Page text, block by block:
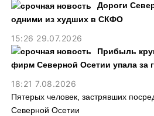
Дороги
одними из худших в СКФО
15:26 29.07.2026
Прибыль
фирм Северной Осетии упала за
18:21 7.08.2026
Пятерых человек, застрявших
Северной Осетии